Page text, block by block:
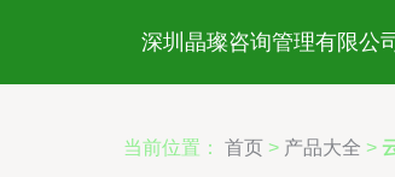
深圳晶璨咨询管理有限公司
当前位置： 首页 > 产品大全 >